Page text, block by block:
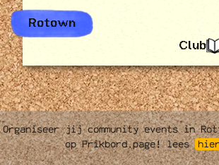
Rotown
Club
Organiseer jij community events in
op Prikbord.page! lees